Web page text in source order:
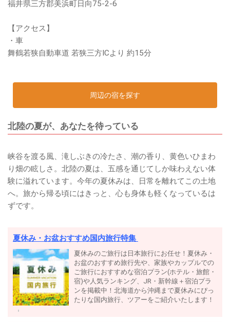
福井県三方郡美浜町日向75-2-6
【アクセス】
・車
舞鶴若狭自動車道 若狭三方ICより 約15分
周辺の宿を探す
北陸の夏が、あなたを待っている
峡谷を渡る風、滝しぶきの冷たさ、潮の香り、黄色いひまわ
り畑の眩しさ。北陸の夏は、五感を通じてしか味わえない体
験に溢れています。今年の夏休みは、日常を離れてこの土地
へ。旅から帰る頃にはきっと、心も身体も軽くなっているは
ずです。
夏休み・お盆おすすめ国内旅行特集
夏休みのご旅行は日本旅行にお任せ！夏休み・
お盆のおすすめ旅行先や、家族やカップルでの
ご旅行におすすめな宿泊プラン(ホテル・旅館・
宿)や人気ランキング、JR・新幹線＋宿泊プラ
ンを掲載中！北海道から沖縄まで夏休みにぴっ
たりな国内旅行、ツアーをご紹介いたします！